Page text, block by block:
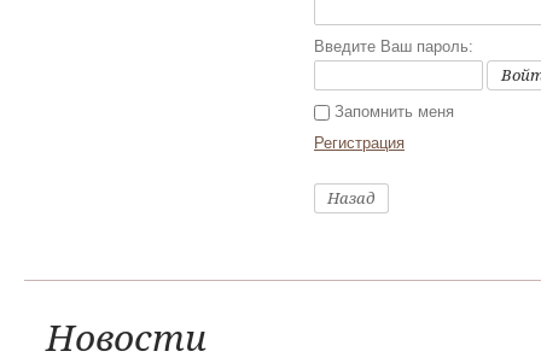
Введите Ваш пароль:
Запомнить меня
Регистрация
Назад
Новости